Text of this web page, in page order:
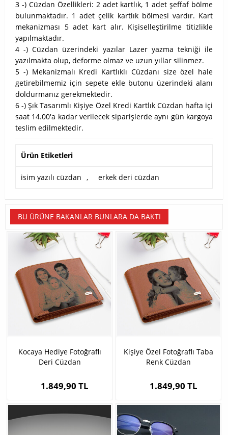
3 -) Cüzdan Özellikleri: 2 adet kartlık, 1 adet şeffaf bölme
bulunmaktadır. 1 adet çelik kartlık bölmesi vardır. Kart
mekanizması 5 adet kart alır. Kişiselleştirilme titizlikle
yapılmaktadır.
4 -) Cüzdan üzerindeki yazılar Lazer yazma tekniği ile
yazılmakta olup, deforme olmaz ve uzun yıllar silinmez.
5 -) Mekanizmalı Kredi Kartlıklı Cüzdanı size özel hale
getirebilmemiz için sepete ekle butonu üzerindeki alanı
doldurmanız gerekmektedir.
6 -) Şık Tasarımlı Kişiye Özel Kredi Kartlık Cüzdan hafta içi
saat 14.00'a kadar verilecek siparişlerde aynı gün kargoya
teslim edilmektedir.
Ürün Etiketleri
isim yazılı cüzdan , erkek deri cüzdan
BU ÜRÜNE BAKANLAR BUNLARA DA BAKTI
Kocaya Hediye Fotoğraflı
Deri Cüzdan
1.849,90 TL
Kişiye Özel Fotoğraflı Taba
Renk Cüzdan
1.849,90 TL